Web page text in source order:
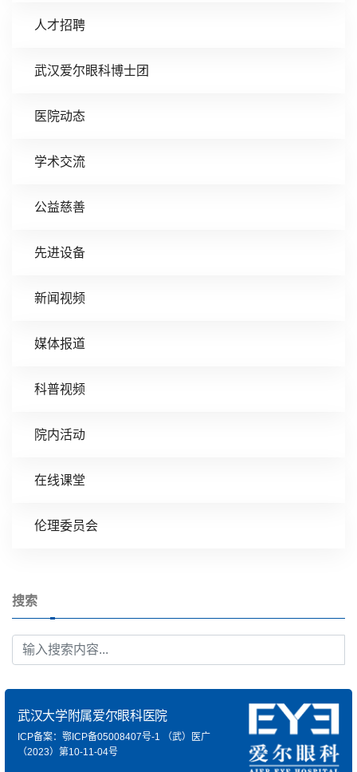
人才招聘
武汉爱尔眼科博士团
医院动态
学术交流
公益慈善
先进设备
新闻视频
媒体报道
科普视频
院内活动
在线课堂
伦理委员会
搜索
武汉大学附属爱尔眼科医院
ICP备案：鄂ICP备05008407号-1 （武）医广
（2023）第10-11-04号